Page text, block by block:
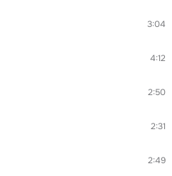
3:04
4:12
2:50
2:31
2:49